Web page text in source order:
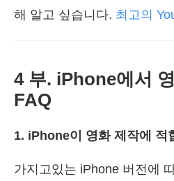
해 알고 싶습니다. 최고의
4 부. iPhone에서
FAQ
1. iPhone이 영화 제작에 적
가지고있는 iPhone 버전에